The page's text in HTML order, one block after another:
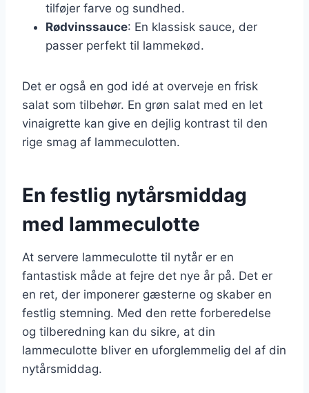
tilføjer farve og sundhed.
Rødvinssauce: En klassisk sauce, der
passer perfekt til lammekød.
Det er også en god idé at overveje en frisk
salat som tilbehør. En grøn salat med en let
vinaigrette kan give en dejlig kontrast til den
rige smag af lammeculotten.
En festlig nytårsmiddag
med lammeculotte
At servere lammeculotte til nytår er en
fantastisk måde at fejre det nye år på. Det er
en ret, der imponerer gæsterne og skaber en
festlig stemning. Med den rette forberedelse
og tilberedning kan du sikre, at din
lammeculotte bliver en uforglemmelig del af din
nytårsmiddag.